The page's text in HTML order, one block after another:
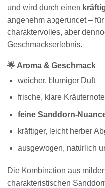
und wird durch einen
angenehm abgerundet – für
charaktervolles, aber
Geschmackserlebnis.
🌟 Aroma & Geschmack
weicher, blumiger Duft
frische, klare
feine Sanddorn-
kräftiger, leicht herber
ausgewogen, natürlich
Die Kombination aus
charakteristischen